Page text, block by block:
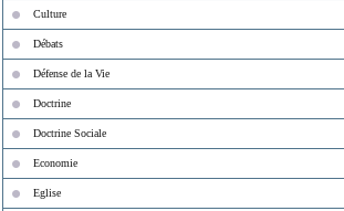
Culture
Débats
Défense de la Vie
Doctrine
Doctrine Sociale
Economie
Eglise